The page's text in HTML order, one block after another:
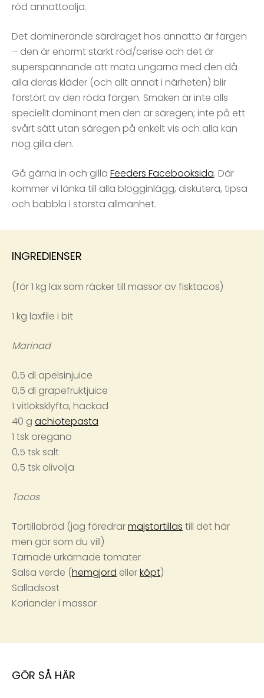
röd annattoolja.
Det dominerande särdraget hos annatto är färgen
– den är enormt starkt röd/cerise och det är
superspännande att mata ungarna med den då
alla deras kläder (och allt annat i närheten) blir
förstört av den röda färgen. Smaken är inte alls
speciellt dominant men den är säregen; inte på ett
svårt sätt utan säregen på enkelt vis och alla kan
nog gilla den.
Gå gärna in och gilla Feeders Facebooksida. Där
kommer vi länka till alla blogginlägg, diskutera, tipsa
och babbla i största allmänhet.
INGREDIENSER
(för 1 kg lax som räcker till massor av fisktacos)
1 kg laxfile i bit
Marinad
0,5 dl apelsinjuice
0,5 dl grapefruktjuice
1 vitlöksklyfta, hackad
40 g achiotepasta
1 tsk oregano
0,5 tsk salt
0,5 tsk olivolja
Tacos
Tortillabröd (jag föredrarmajstortillas till det här
men gör som du vill)
Tärnade urkärnade tomater
Salsa verde (hemgjord ellerköpt)
Salladsost
Koriander i massor
GÖR SÅ HÄR